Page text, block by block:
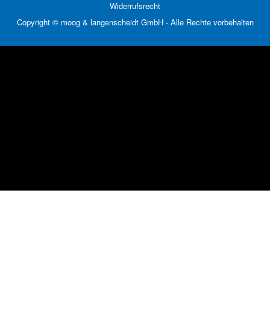
Widerrufsrecht
Copyright © moog & langenscheidt GmbH - Alle Rechte vorbehalten